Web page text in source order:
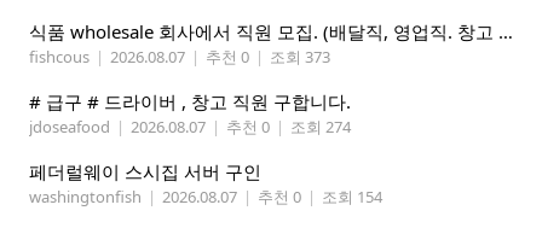
식품 wholesale 회사에서 직원 모집. (배달직, 영업직. 창고 관리직)
fishcous | 2026.08.07 | 추천 0 | 조회 373
# 급구 # 드라이버 , 창고 직원 구합니다.
jdoseafood | 2026.08.07 | 추천 0 | 조회 274
페더럴웨이 스시집 서버 구인
washingtonfish | 2026.08.07 | 추천 0 | 조회 154